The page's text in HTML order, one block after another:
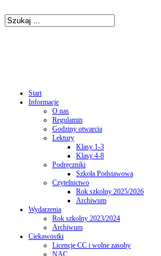
Start
Informacje
O nas
Regulamin
Godziny otwarcia
Lektury
Klasy 1-3
Klasy 4-8
Podręczniki
Szkoła Podstawowa
Czytelnictwo
Rok szkolny 2025/2026
Archiwum
Wydarzenia
Rok szkolny 2023/2024
Archiwum
Ciekawostki
Licencje CC i wolne zasoby
NAC